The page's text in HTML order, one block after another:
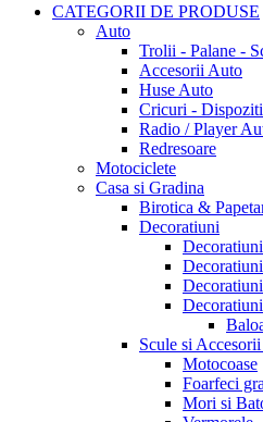
CATEGORII DE PRODUSE
Auto
Trolii - Palane -
Accesorii Auto
Huse Auto
Cricuri -
Radio / Player
Redresoare
Motociclete
Casa si Gradina
Birotica &
Decoratiuni
Scule si
Motocoase
Foarfeci
Mori si